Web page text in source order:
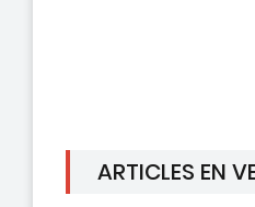
ARTICLES EN